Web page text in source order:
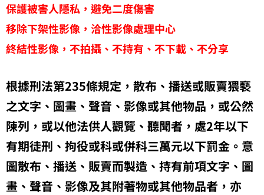
保護被害人隱私，避免二度傷害
移除下架性影像，洽性影像處理中心
終結性影像，不拍攝、不持有、不下載、不分享
根據刑法第235條規定，散布、播送或販賣猥褻
之文字、圖畫、聲音、影像或其他物品，或公然
陳列，或以他法供人觀覽、聽聞者，處2年以下
有期徒刑、拘役或科或併科三萬元以下罰金。意
圖散布、播送、販賣而製造、持有前項文字、圖
畫、聲音、影像及其附著物或其他物品者，亦